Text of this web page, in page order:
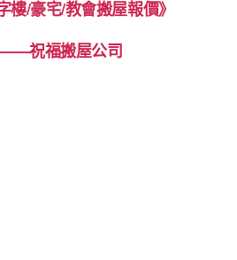
/豪宅/教會搬屋報價》
祝福搬屋公司